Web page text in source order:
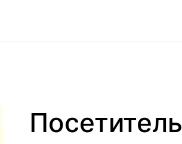
Посетитель